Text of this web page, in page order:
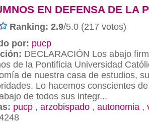
EN DEFENSA DE LA
Ranking: 2.9/5.0 (217 votos)
por: pucp
DECLARACIÓN Los abajo
de la Pontificia Universidad
de nuestra casa de estudios,
Lo hacemos conscientes
de todos sus integr...
pucp , arzobispado , autonomia ,